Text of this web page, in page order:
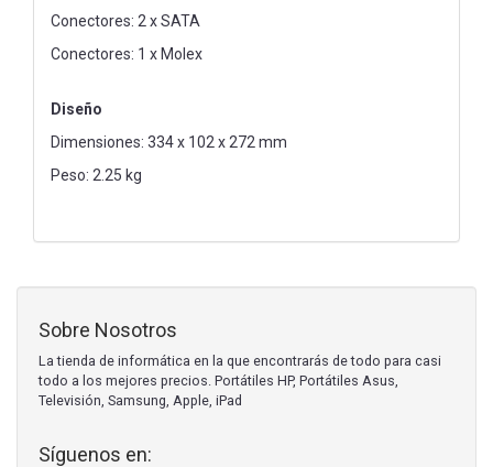
Conectores: 2 x SATA
Conectores: 1 x Molex
Diseño
Dimensiones: 334 x 102 x 272 mm
Peso: 2.25 kg
Sobre Nosotros
La tienda de informática en la que encontrarás de todo para casi
todo a los mejores precios. Portátiles HP, Portátiles Asus,
Televisión, Samsung, Apple, iPad
Síguenos en: